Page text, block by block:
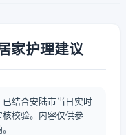
家护理建议
结合安陆市当日实时
校验。内容仅供参